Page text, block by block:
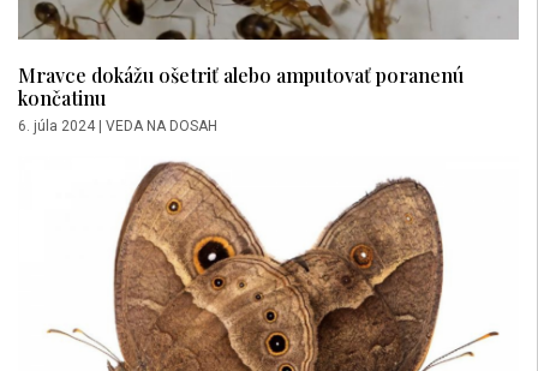
Mravce dokážu ošetriť alebo amputovať poranenú
končatinu
6. júla 2024 | VEDA NA DOSAH